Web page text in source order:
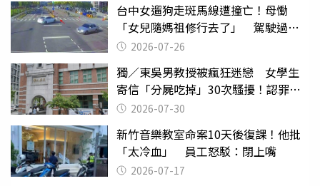
台中女遛狗走斑馬線遭撞亡！母慟
「女兒隨媽祖修行去了」 駕駛過失
致死判9月
2026-07-26
獨／東吳男教授被瘋狂迷戀 女學生
寄信「分屍吃掉」30次騷擾！認罪免
關 2026-07-30
新竹音樂教室命案10天後復課！他批
「太冷血」 員工怒駁：閉上嘴
2026-07-17